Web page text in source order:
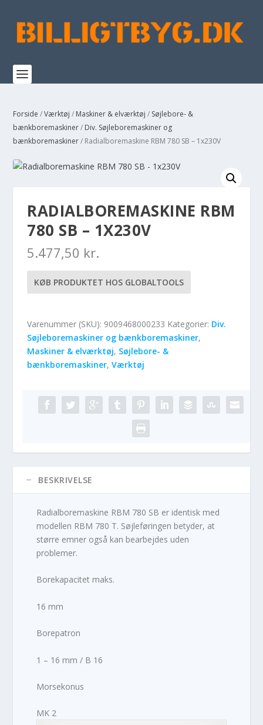
Forside /Værktøj / Maskiner & elværktøj / Søjlebore- &
bænkboremaskiner/ Div. Søjleboremaskiner og
bænkboremaskiner/ Radialboremaskine RBM 780 SB – 1x230V
RADIALBOREMASKINE RBM
780 SB – 1X230V
5.477,50 kr.
KØB PRODUKTET HOS GLOBALTOOLS
Varenummer (SKU): 9009468000233 Kategorier: Div.
Søjleboremaskiner og bænkboremaskiner,
Maskiner & elværktøj, Søjlebore- &
bænkboremaskiner,Værktøj
BESKRIVELSE
Radialboremaskine RBM 780 SB er identisk med
modellen RBM 780 T. Søjleføringen betyder, at
større emner også kan bearbejdes uden
problemer.
Borekapacitet maks.
16 mm
Borepatron
1 – 16 mm / B 16
Morsekonus
MK 2